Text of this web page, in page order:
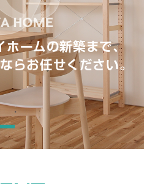
ホームの新築まで、
らお任せください。